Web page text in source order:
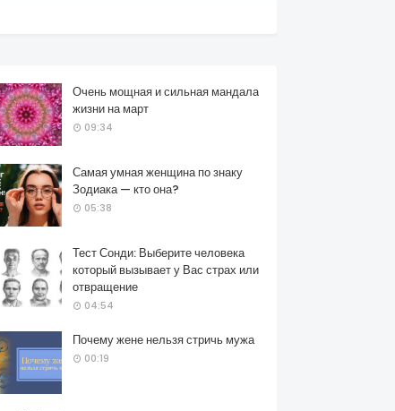
Очень мощная и сильная мандала
жизни на март
09:34
Самая умная женщина по знаку
Зодиака — кто она?
05:38
Тест Сонди: Выберите человека
который вызывает у Вас страх или
отвращение
04:54
Почему жене нельзя стричь мужа
00:19